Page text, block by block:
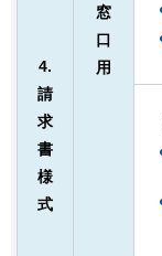
4.
請
求
書
様
式
窓
口
用